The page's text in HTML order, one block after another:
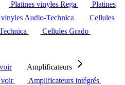
Platines vinyles Rega
Platines
vinyles Audio-Technica
Cellules
Cellules Grado
Amplificateurs
Amplificateurs intégrés